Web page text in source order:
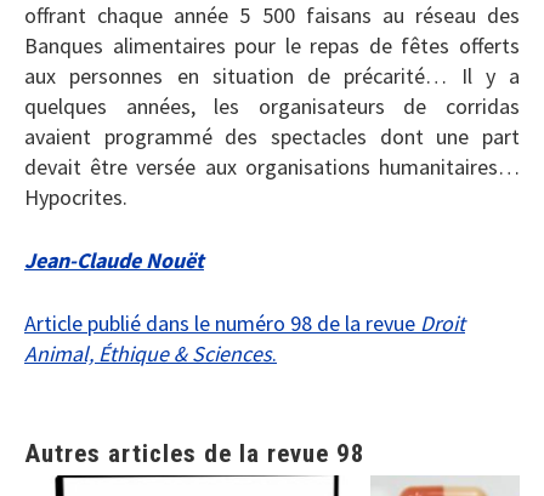
offrant chaque année 5 500 faisans au réseau des
Banques alimentaires pour le repas de fêtes offerts
aux personnes en situation de précarité… Il y a
quelques années, les organisateurs de corridas
avaient programmé des spectacles dont une part
devait être versée aux organisations humanitaires…
Hypocrites.
Jean-Claude Nouët
Article publié dans le numéro 98 de la revue Droit
Animal, Éthique & Sciences.
Autres articles de la revue 98